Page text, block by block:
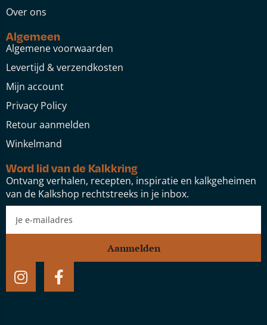
Over ons
Algemeen
Algemene voorwaarden
Levertijd & verzendkosten
Mijn account
Privacy Policy
Retour aanmelden
Winkelmand
Word lid van de Kalkkring
Ontvang verhalen, recepten, inspiratie en kalkgeheimen
van de Kalkshop rechtstreeks in je inbox.
Aanmelden